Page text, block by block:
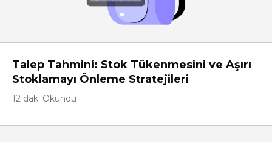
Talep Tahmini: Stok Tükenmesini ve Aşırı
Stoklamayı Önleme Stratejileri
12 dak. Okundu